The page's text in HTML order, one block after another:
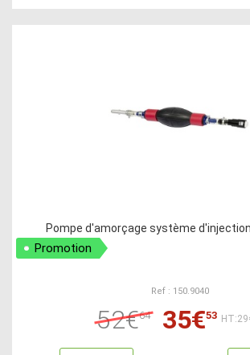
Pompe d'amorçage système
Promotion
Ref : 150.9040
52€64 35€53